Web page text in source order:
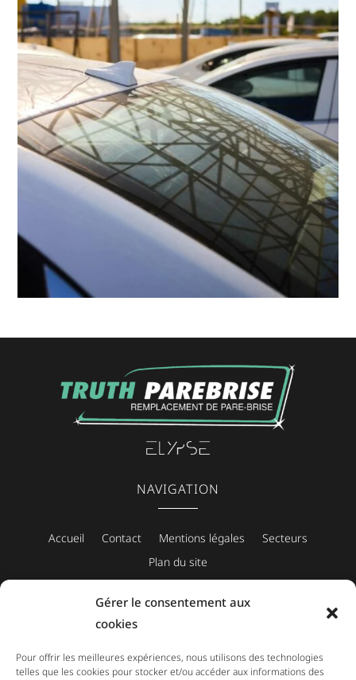
Gérer le consentement aux
cookies
Pour offrir les meilleures expériences, nous utilisons des technologies
telles que les cookies pour stocker et/ou accéder aux informations des
NAVIGATION
Accueil Contact Mentions légales
Secteurs
Plan du site